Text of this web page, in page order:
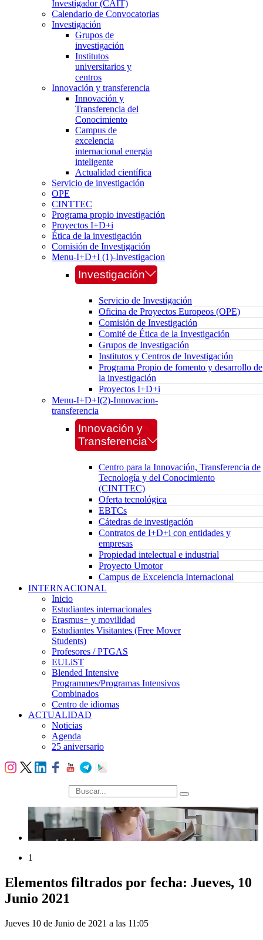
Investigador (CAIT)
Calendario de Convocatorias
Investigación
Grupos de
investigación
Institutos
universitarios y
centros
Innovación y transferencia
Innovación y
Transferencia del
Conocimiento
Campus de
excelencia
internacional energia
inteligente
Actualidad científica
Servicio de investigación
OPE
CINTTEC
Programa propio investigación
Proyectos I+D+i
Ética de la investigación
Comisión de Investigación
Menu-I+D+I (1)-Investigacion
Investigación
Servicio de Investigación
Oficina de Proyectos Europeos (OPE)
Comisión de Investigación
Comité de Ética de la Investigación
Grupos de Investigación
Institutos y Centros de Investigación
Programa Propio de fomento y desarrollo de
la investigación
Proyectos I+D+i
Menu-I+D+I(2)-Innovacion-
transferencia
Innovación y
Transferencia
Centro para la Innovación, Transferencia de
Tecnología y del Conocimiento
(CINTTEC)
Oferta tecnológica
EBTCs
Cátedras de investigación
Contratos de I+D+i con entidades y
empresas
Propiedad intelectual e industrial
Proyecto Umotor
Campus de Excelencia Internacional
INTERNACIONAL
Inicio
Estudiantes internacionales
Erasmus+ y movilidad
Estudiantes Visitantes (Free Mover
Students)
Profesores / PTGAS
EULiST
Blended Intensive
Programmes/Programas Intensivos
Combinados
Centro de idiomas
ACTUALIDAD
Noticias
Agenda
25 aniversario
búsqueda
1
Elementos filtrados por fecha: Jueves, 10
Junio 2021
Jueves 10 de Junio de 2021 a las 11:05